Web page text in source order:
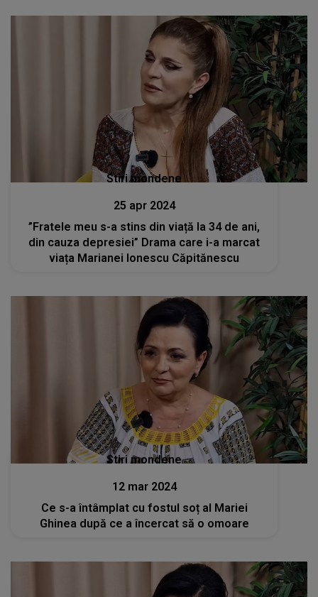
Stiri mondene
25 apr 2024
”Fratele meu s-a stins din viață la 34 de ani,
din cauza depresiei” Drama care i-a marcat
viața Marianei Ionescu Căpitănescu
Stiri mondene
12 mar 2024
Ce s-a întâmplat cu fostul soț al Mariei
Ghinea după ce a încercat să o omoare